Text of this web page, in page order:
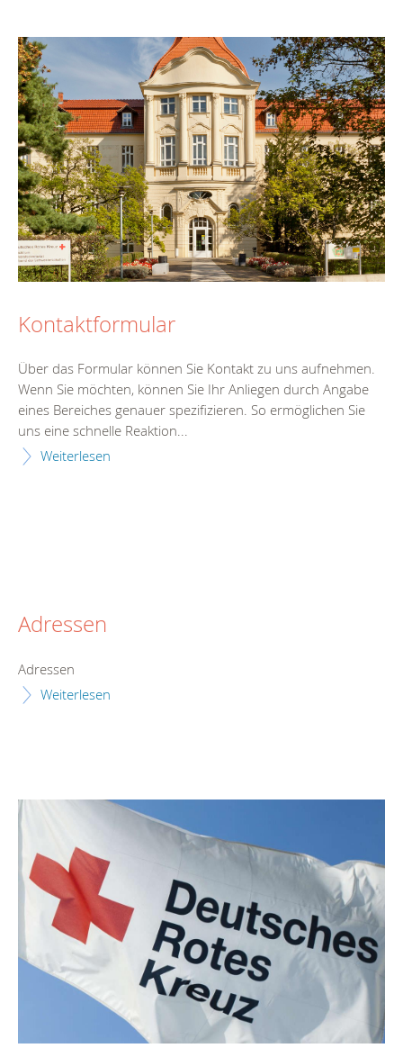
Kontaktformular
Über das Formular können Sie Kontakt zu uns aufnehmen.
Wenn Sie möchten, können Sie Ihr Anliegen durch Angabe
eines Bereiches genauer spezifizieren. So ermöglichen Sie
uns eine schnelle Reaktion...
Weiterlesen
Adressen
Adressen
Weiterlesen